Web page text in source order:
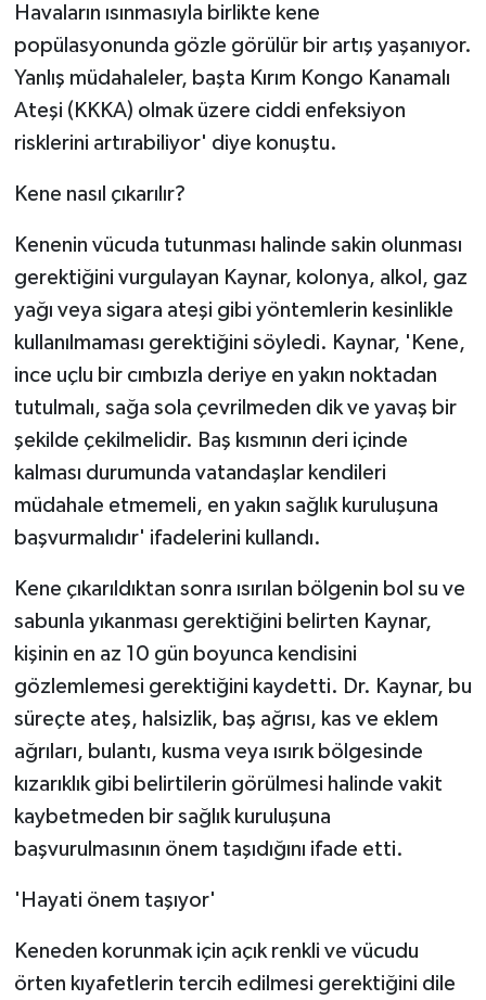
Havaların ısınmasıyla birlikte kene
popülasyonunda gözle görülür bir artış yaşanıyor.
Yanlış müdahaleler, başta Kırım Kongo Kanamalı
Ateşi (KKKA) olmak üzere ciddi enfeksiyon
risklerini artırabiliyor' diye konuştu.
Kene nasıl çıkarılır?
Kenenin vücuda tutunması halinde sakin olunması
gerektiğini vurgulayan Kaynar, kolonya, alkol, gaz
yağı veya sigara ateşi gibi yöntemlerin kesinlikle
kullanılmaması gerektiğini söyledi. Kaynar, 'Kene,
ince uçlu bir cımbızla deriye en yakın noktadan
tutulmalı, sağa sola çevrilmeden dik ve yavaş bir
şekilde çekilmelidir. Baş kısmının deri içinde
kalması durumunda vatandaşlar kendileri
müdahale etmemeli, en yakın sağlık kuruluşuna
başvurmalıdır' ifadelerini kullandı.
Kene çıkarıldıktan sonra ısırılan bölgenin bol su ve
sabunla yıkanması gerektiğini belirten Kaynar,
kişinin en az 10 gün boyunca kendisini
gözlemlemesi gerektiğini kaydetti. Dr. Kaynar, bu
süreçte ateş, halsizlik, baş ağrısı, kas ve eklem
ağrıları, bulantı, kusma veya ısırık bölgesinde
kızarıklık gibi belirtilerin görülmesi halinde vakit
kaybetmeden bir sağlık kuruluşuna
başvurulmasının önem taşıdığını ifade etti.
'Hayati önem taşıyor'
Keneden korunmak için açık renkli ve vücudu
örten kıyafetlerin tercih edilmesi gerektiğini dile